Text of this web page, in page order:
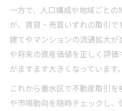
一方で、人口構成や地域ごとの
が、賃貸・売買いずれの取引で
建てやマンションの流通拡大
や将来の資産価値を正しく評
がますます大きくなっています。
これから垂水区で不動産取引
や市場動向を随時チェックし